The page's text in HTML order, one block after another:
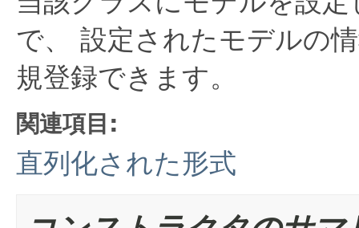
で、 設定されたモデルの
規登録できます。
関連項目:
直列化された形式